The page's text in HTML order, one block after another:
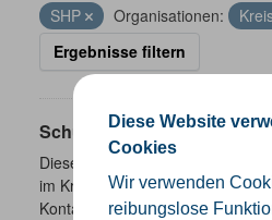
Diese Website
Cookies
Wir verwenden
reibungslose
SHP
Organisationen:
Ergebnisse filtern
Schulen
Dieser Datensatz beinhaltet eine
im Kreis Gütersloh mit Angaben
Kontaktmöglichkeiten,